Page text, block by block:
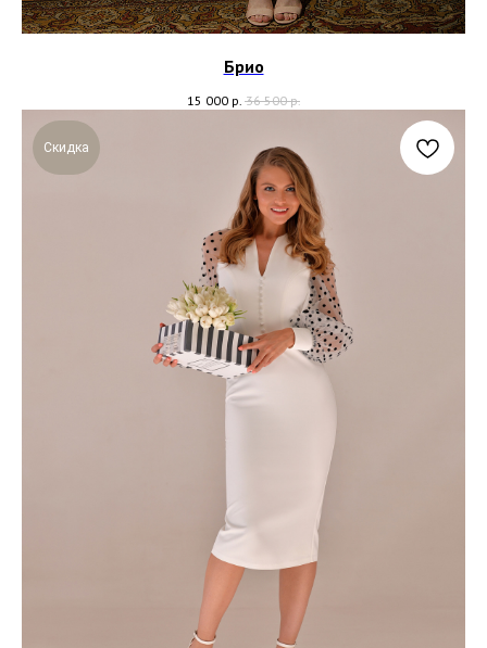
Брио
15 000 р. 36 500 р.
Скидка